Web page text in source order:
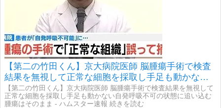
【第二の竹田くん】京大病院医師 脳腫瘍手術で検査
結果を無視して正常な細胞を採取し手足も動かない
自発呼吸不可の状態に追い込む 腫瘍はそのまま
【第二の竹田くん】京大病院医師 脳腫瘍手術で検査結果を無視して
正常な細胞を採取し手足も動かない自発呼吸不可の状態に追い込む
腫瘍はそのまま - ハムスター速報 続きを読む